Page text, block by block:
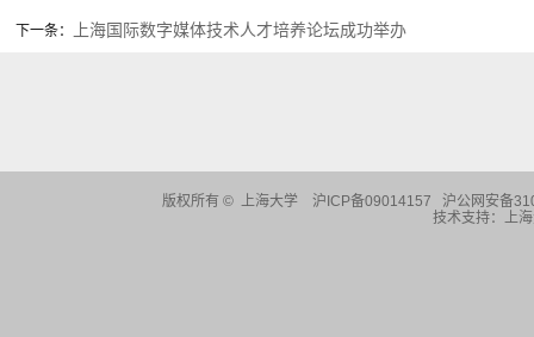
下一条： 上海国际数字媒体技术人才培养论坛成功举办
版权所有 © 上海大学
沪ICP备09014157 沪公网安备
技术支持：上